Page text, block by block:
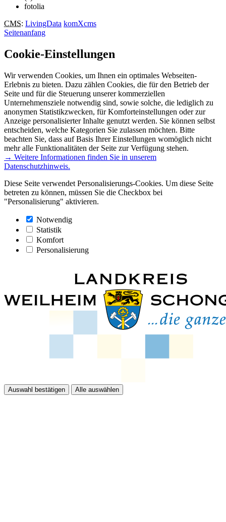
fotolia
CMS: LivingData komXcms
Seitenanfang
Cookie-Einstellungen
Wir verwenden Cookies, um Ihnen ein optimales Webseiten-
Erlebnis zu bieten. Dazu zählen Cookies, die für den Betrieb der
Seite und für die Steuerung unserer kommerziellen
Unternehmensziele notwendig sind, sowie solche, die lediglich zu
anonymen Statistikzwecken, für Komforteinstellungen oder zur
Anzeige personalisierter Inhalte genutzt werden. Sie können selbst
entscheiden, welche Kategorien Sie zulassen möchten. Bitte
beachten Sie, dass auf Basis Ihrer Einstellungen womöglich nicht
mehr alle Funktionalitäten der Seite zur Verfügung stehen.
→ Weitere Informationen finden Sie in unserem
Datenschutzhinweis.
Diese Seite verwendet Personalisierungs-Cookies. Um diese Seite
betreten zu können, müssen Sie die Checkbox bei
"Personalisierung" aktivieren.
Notwendig
Statistik
Komfort
Personalisierung
Auswahl bestätigen Alle auswählen